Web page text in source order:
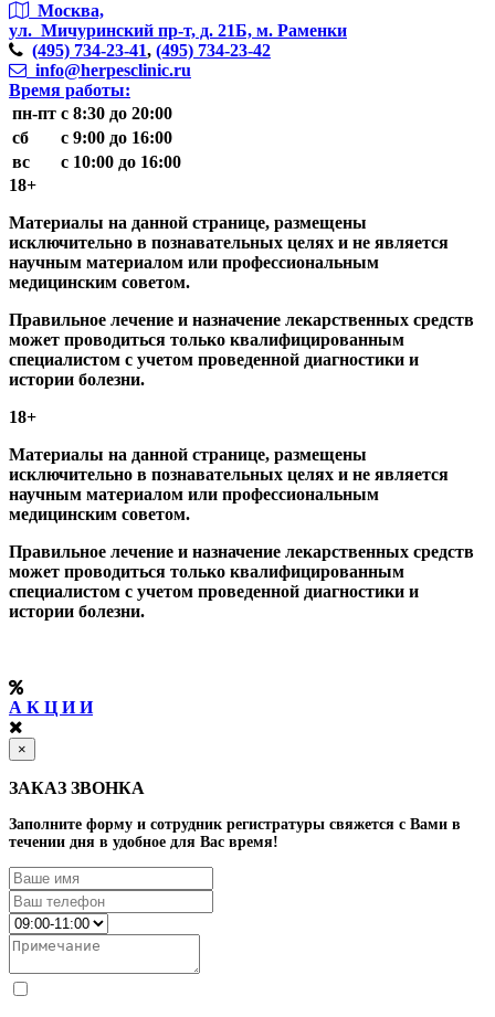
Москва,
ул. Мичуринский пр-т, д. 21Б, м. Раменки
(495) 734-23-41, (495) 734-23-42
info@herpesclinic.ru
Время работы:
пн-пт с 8:30 до 20:00
сб
с 9:00 до 16:00
вс
с 10:00 до 16:00
18+
Материалы на данной странице, размещены
исключительно в познавательных целях и не является
научным материалом или профессиональным
медицинским советом.
Правильное лечение и назначение лекарственных средств
может проводиться только квалифицированным
специалистом с учетом проведенной диагностики и
истории болезни.
18+
Материалы на данной странице, размещены
исключительно в познавательных целях и не является
научным материалом или профессиональным
медицинским советом.
Правильное лечение и назначение лекарственных средств
может проводиться только квалифицированным
специалистом с учетом проведенной диагностики и
истории болезни.
А К Ц И И
×
ЗАКАЗ ЗВОНКА
Заполните форму и сотрудник регистратуры свяжется с Вами в
течении дня в удобное для Вас время!